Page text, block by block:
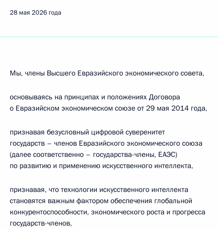
28 мая 2026 года
Мы, члены Высшего Евразийского экономического совета,
основываясь на принципах и положениях Договора
о Евразийском экономическом союзе от 29 мая 2014 года,
признавая безусловный цифровой суверенитет
государств – членов Евразийского экономического союза
(далее соответственно – государства-члены, ЕАЭС)
по развитию и применению искусственного интеллекта,
признавая, что технологии искусственного интеллекта
становятся важным фактором обеспечения глобальной
конкурентоспособности, экономического роста и прогресса
государств-членов,